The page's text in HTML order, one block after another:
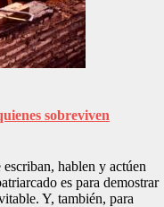
sobreviven
hablen y actúen
es para demostrar
Y, también, para